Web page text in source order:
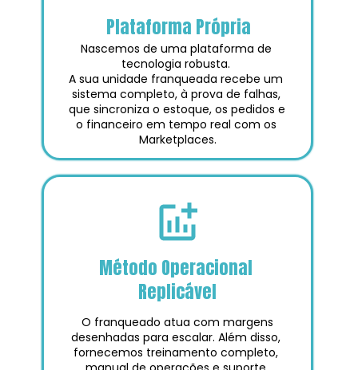
Plataforma Própria
Método Operacional
Replicável
Nascemos de uma plataforma de
tecnologia robusta.
A sua unidade franqueada recebe um
sistema completo, à prova de falhas,
que sincroniza o estoque, os pedidos e
o financeiro em tempo real com os
Marketplaces.
desenhadas para escalar. Além disso,
fornecemos treinamento completo,